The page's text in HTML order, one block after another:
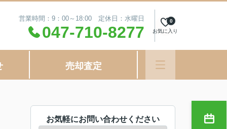
営業時間：9：00～18:00 定休日：水曜日
047-710-8277 お気に入り
0
売却査定
お気軽にお問い合わせください